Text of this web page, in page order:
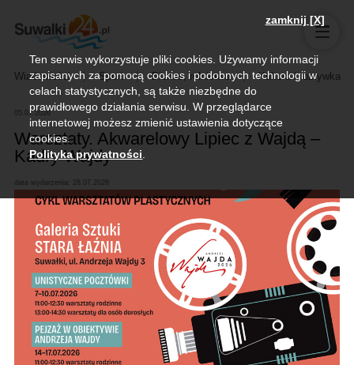
Wiadomości Sport Biznes, rolnictwo Kultura i rozrywka
05.07.2026
Warsztaty. Akwarelowy Lipiec z Wajdą –
Kadry Wajdy
data wydarzenia: 28.07.2026
zamknij [X]
Ten serwis wykorzystuje pliki cookies. Używamy informacji
zapisanych za pomocą cookies i podobnych technologii w
celach statystycznych, są także niezbędne do
prawidłowego działania serwisu. W przeglądarce
internetowej możesz zmienić ustawienia dotyczące
cookies.
Polityka prywatności